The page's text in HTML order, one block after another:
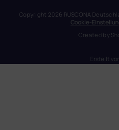
Erstellt
Copyright 2026 RUSCONA
Cookie-
Created by